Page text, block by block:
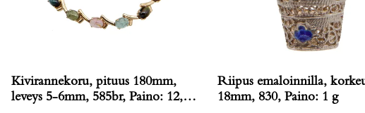
Kivirannekoru, pituus 180mm,
leveys 5-6mm, 585br, Paino: 12,1
Riipus emaloinnilla,
18mm, 830, Paino: 1 g